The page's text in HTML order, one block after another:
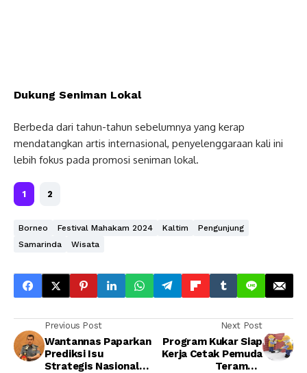
Dukung Seniman Lokal
Berbeda dari tahun-tahun sebelumnya yang kerap
mendatangkan artis internasional, penyelenggaraan kali ini
lebih fokus pada promosi seniman lokal.
1 2
Borneo Festival Mahakam 2024 Kaltim
Pengunjung
Samarinda
Wisata
Previous Post
Wantannas Paparkan
Prediksi Isu
Strategis Nasional
Next Post
Program Kukar Siap
Kerja Cetak Pemuda
Terampil,